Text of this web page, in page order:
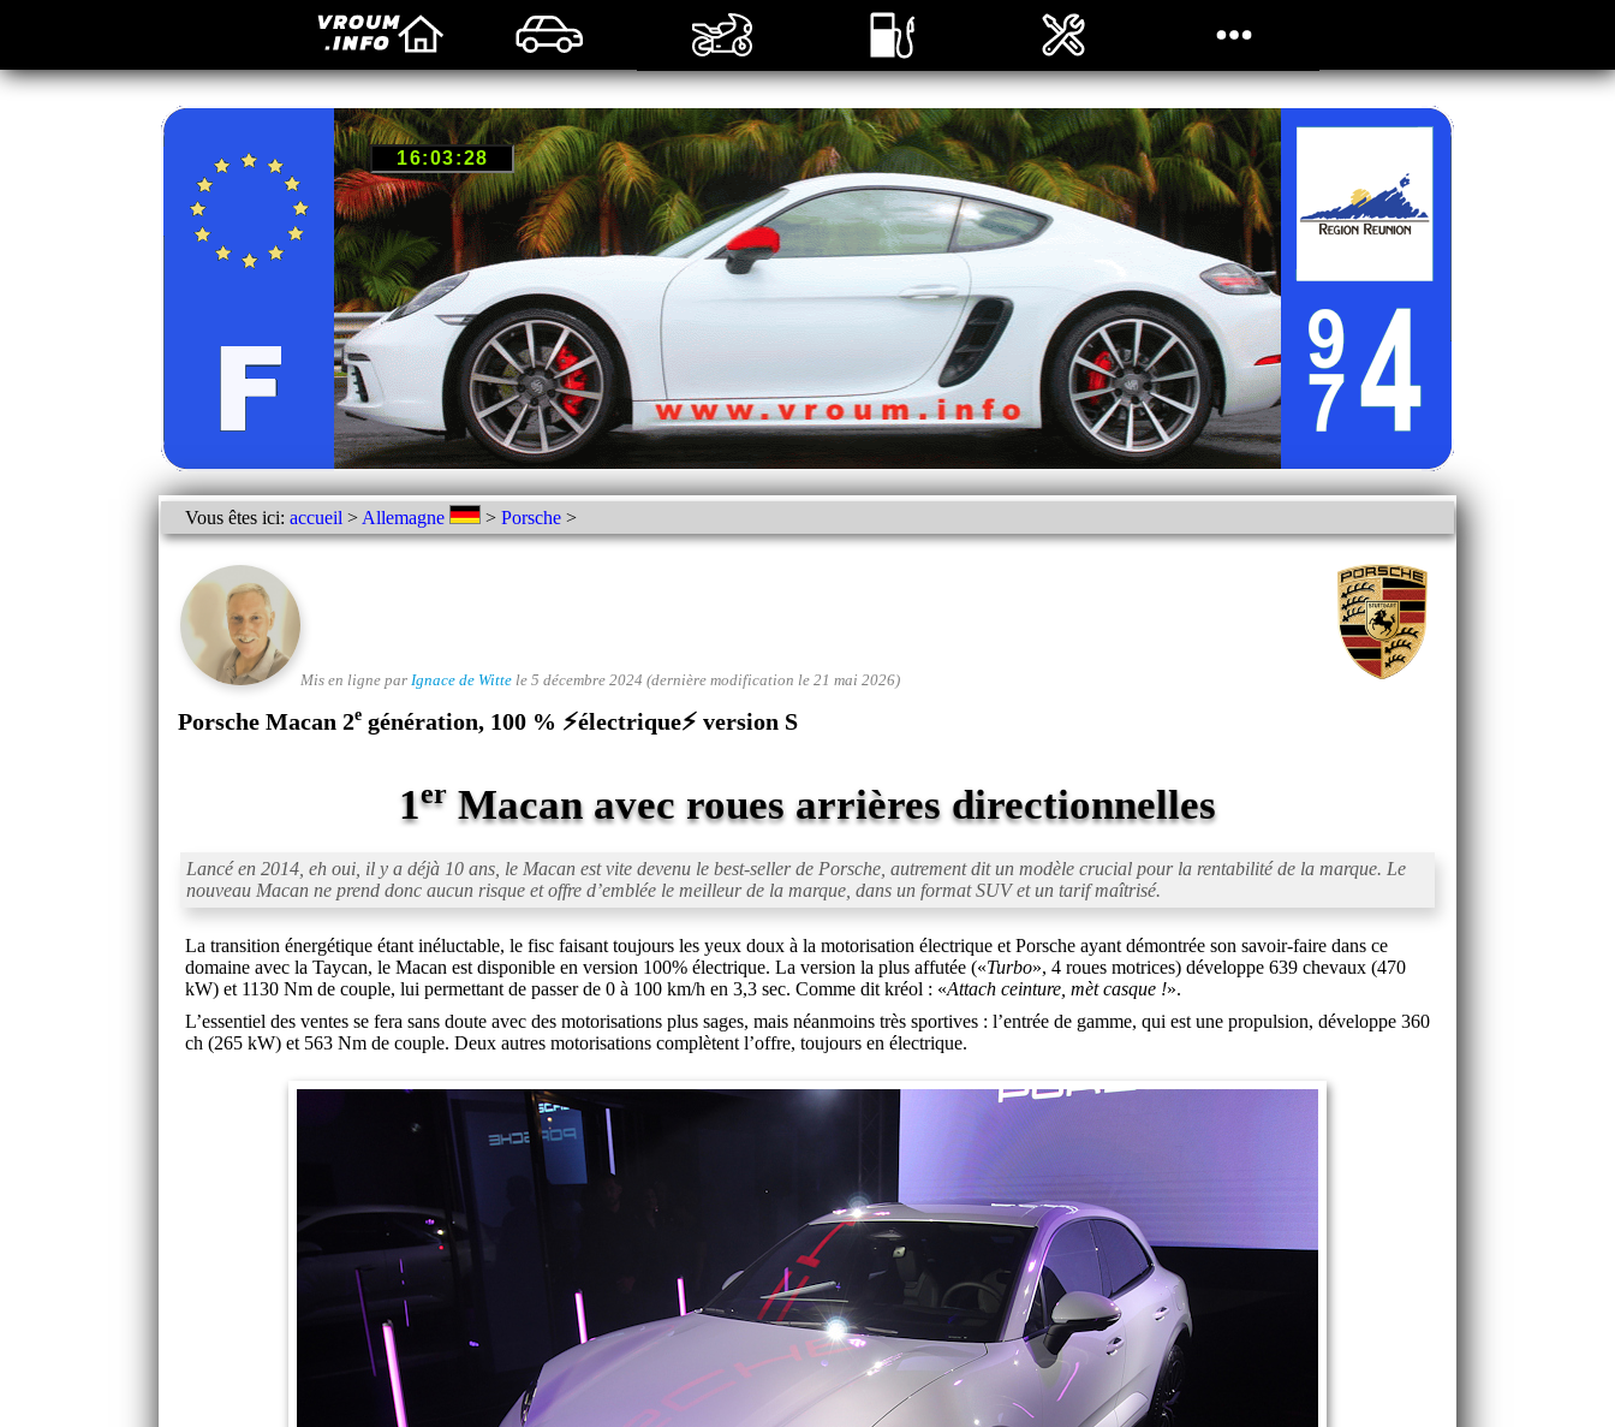
Vous êtes ici: accueil > Allemagne > Porsche>
Mis en ligne par Ignace de Witte le 5 décembre 2024 (dernière modification le 21 mai 2026)
Porsche Macan 2egénération, 100 % ⚡électrique⚡ version S
1er Macan avec roues arrières directionnelles
Lancé en 2014, eh oui, il y a déjà 10 ans, le Macan est vite devenu le best-seller de Porsche, autrement dit un modèle crucial pour la rentabilité de la marque. Le
nouveau Macan ne prend donc aucun risque et offre d’emblée le meilleur de la marque, dans un format SUV et un tarif maîtrisé.
La transition énergétique étant inéluctable, le fisc faisant toujours les yeux doux à la motorisation électrique et Porsche ayant démontrée son savoir-faire dans ce
domaine avec la Taycan, le Macan est disponible en version 100% électrique. La version la plus affutée («Turbo», 4 roues motrices) développe 639 chevaux (470
kW) et 1130 Nm de couple, lui permettant de passer de 0 à 100 km/h en 3,3 sec. Comme dit kréol : «Attach ceinture, mèt casque !».
L’essentiel des ventes se fera sans doute avec des motorisations plus sages, mais néanmoins très sportives : l’entrée de gamme, qui est une propulsion, développe 360
ch (265 kW) et 563 Nm de couple. Deux autres motorisations complètent l’offre, toujours en électrique.